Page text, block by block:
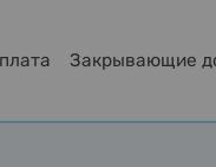
Закрывающие